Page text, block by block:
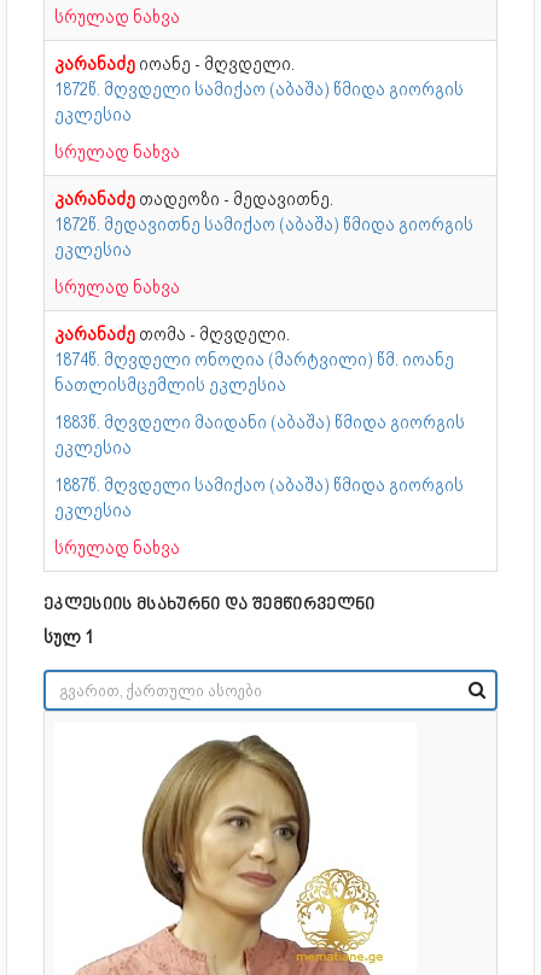
სრულად ნახვა
კარანაძე იოანე - მღვდელი.
1872წ. მღვდელი სამიქაო (აბაშა) წმიდა გიორგის
ეკლესია
სრულად ნახვა
კარანაძე თადეოზი - მედავითნე.
1872წ. მედავითნე სამიქაო (აბაშა) წმიდა გიორგის
ეკლესია
სრულად ნახვა
კარანაძე თომა - მღვდელი.
1874წ. მღვდელი ონოღია (მარტვილი) წმ. იოანე
ნათლისმცემლის ეკლესია
1883წ. მღვდელი მაიდანი (აბაშა) წმიდა გიორგის
ეკლესია
1887წ. მღვდელი სამიქაო (აბაშა) წმიდა გიორგის
ეკლესია
სრულად ნახვა
ეკლესიის მსახურნი და შემწირველნი
სულ 1